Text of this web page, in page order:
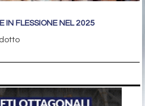
IN FLESSIONE NEL 2025